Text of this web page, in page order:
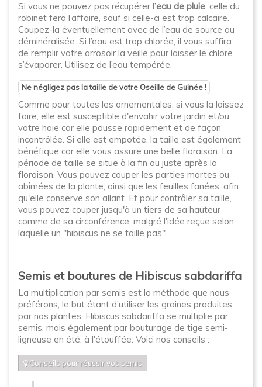
Si vous ne pouvez pas récupérer l’eau de pluie, celle du
robinet fera l’affaire, sauf si celle-ci est trop calcaire.
Coupez-la éventuellement avec de l’eau de source ou
déminéralisée. Si l’eau est trop chlorée, il vous suffira
de remplir votre arrosoir la veille pour laisser le chlore
s’évaporer. Utilisez de l’eau tempérée.
Ne négligez pas la taille de votre Oseille de Guinée !
Comme pour toutes les ornementales, si vous la laissez
faire, elle est susceptible d'envahir votre jardin et/ou
votre haie car elle pousse rapidement et de façon
incontrôlée. Si elle est empotée, la taille est également
bénéfique car elle vous assure une belle floraison. La
période de taille se situe à la fin ou juste après la
floraison. Vous pouvez couper les parties mortes ou
abîmées de la plante, ainsi que les feuilles fanées, afin
qu'elle conserve son allant. Et pour contrôler sa taille,
vous pouvez couper jusqu'à un tiers de sa hauteur
comme de sa circonférence, malgré l'idée reçue selon
laquelle un "hibiscus ne se taille pas".
Semis et boutures de Hibiscus sabdariffa
La multiplication par semis est la méthode que nous
préférons, le but étant d’utiliser les graines produites
par nos plantes. Hibiscus sabdariffa se multiplie par
semis, mais également par bouturage de tige semi-
ligneuse en été, à l'étouffée. Voici nos conseils :
Conseils pour réussir vos semis